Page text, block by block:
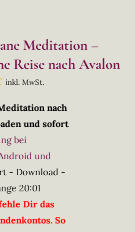
Meditation –
Reise nach Avalon
inkl. MwSt.
nach
und sofort
bei
und
- Download -
20:01
Dir das
So